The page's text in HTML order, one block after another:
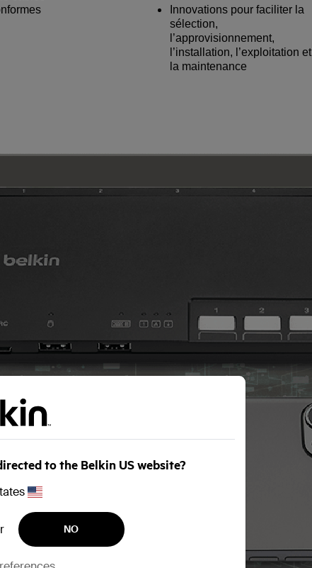
Innovations pour faciliter la
sélection,
l’approvisionnement,
l’installation, l’exploitation et
la maintenance
to the Belkin US website?
NO